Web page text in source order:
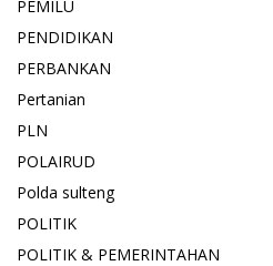
PEMILU
PENDIDIKAN
PERBANKAN
Pertanian
PLN
POLAIRUD
Polda sulteng
POLITIK
POLITIK & PEMERINTAHAN